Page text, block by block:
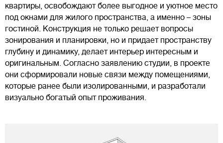
квартиры, освобождают более выгодное и уютное место
под окнами для жилого пространства, а именно – зоны
гостиной. Конструкция не только решает вопросы
зонирования и планировки, но и придает пространству
глубину и динамику, делает интерьер интересным и
оригинальным. Согласно заявлению студии, в проекте
они сформировали новые связи между помещениями,
которые ранее были изолированными, и разработали
визуально богатый опыт проживания.